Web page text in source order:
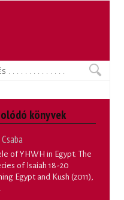
könyvek
of YHWH in Egypt: The
of Isaiah 18-20
Egypt and Kush (2011),